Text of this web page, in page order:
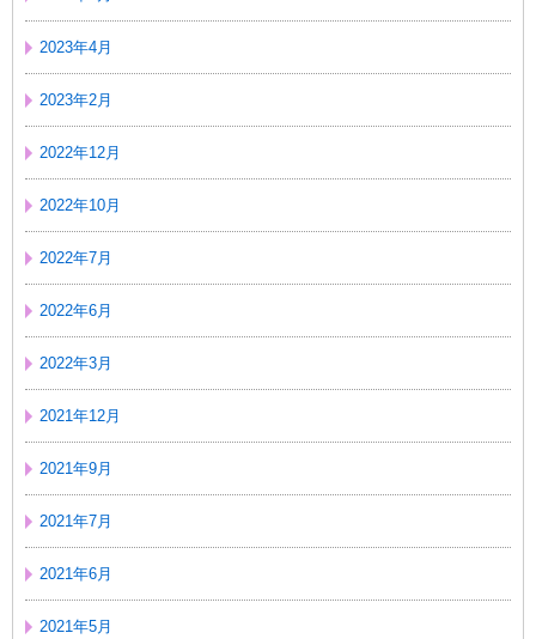
2023年4月
2023年2月
2022年12月
2022年10月
2022年7月
2022年6月
2022年3月
2021年12月
2021年9月
2021年7月
2021年6月
2021年5月